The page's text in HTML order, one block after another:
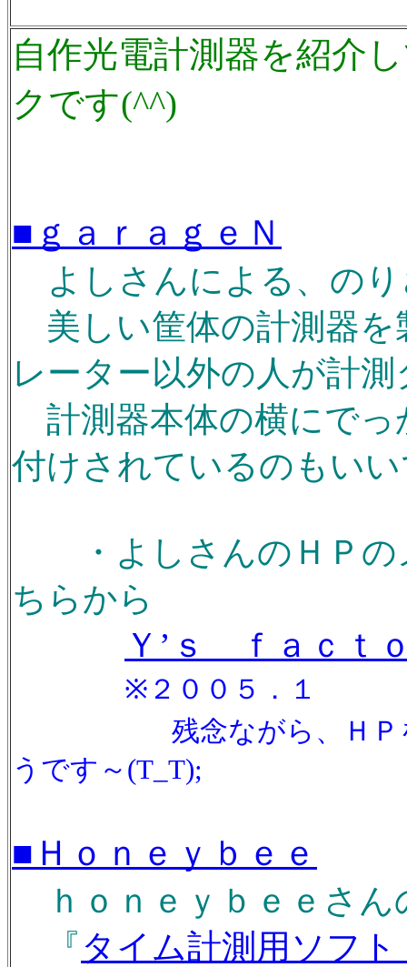
自作光電計測器を紹介
クです(^^)
■ｇａｒａｇｅＮ
よしさんによる、の
美しい筐体の計測器
レーター以外の人が計
計測器本体の横にでっ
付けされているのもい
・よしさんのＨＰの
ちらから
Ｙ’ｓ ｆａｃｔ
※２００５．１
残念ながら、ＨＰ
うです～(T_T);
■Ｈｏｎｅｙｂｅｅ
ｈｏｎｅｙｂｅｅさ
『タイム計測用ソフト